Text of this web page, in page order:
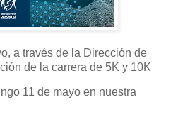
a través de la Dirección de
de la carrera de 5K y 10K
11 de mayo en nuestra